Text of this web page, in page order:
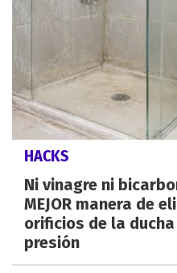
HACKS
Ni vinagre ni
MEJOR manera de
orificios de la ducha
presión